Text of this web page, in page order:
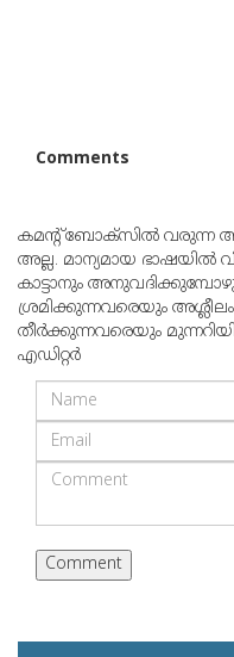
Comments
കമന്റ് ബോക്‌സില്‍ വരുന്ന
അല്ല. മാന്യമായ ഭാഷയില്‍
കാട്ടാനും
ശ്രമിക്കുന്നവരെയും
തീര്‍ക്കുന്നവരെയും
എഡിറ്റര്‍